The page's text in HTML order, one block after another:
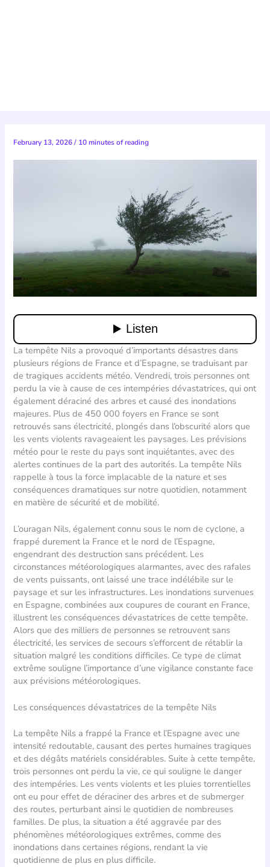
February 13, 2026/ 10 minutes of reading
La tempête Nils a provoqué d’importants désastres dans
plusieurs régions de France et d’Espagne, se traduisant par
de tragiques accidents météo. Vendredi, trois personnes ont
perdu la vie à cause de ces intempéries dévastatrices, qui ont
également déraciné des arbres et causé des inondations
majeures. Plus de 450 000 foyers en France se sont
retrouvés sans électricité, plongés dans l’obscurité alors que
les vents violents ravageaient les paysages. Les prévisions
météo pour le reste du pays sont inquiétantes, avec des
alertes continues de la part des autorités. La tempête Nils
rappelle à tous la force implacable de la nature et ses
conséquences dramatiques sur notre quotidien, notamment
en matière de sécurité et de mobilité.
L’ouragan Nils, également connu sous le nom de cyclone, a
frappé durement la France et le nord de l’Espagne,
engendrant des destruction sans précédent. Les
circonstances météorologiques alarmantes, avec des rafales
de vents puissants, ont laissé une trace indélébile sur le
paysage et sur les infrastructures. Les inondations survenues
en Espagne, combinées aux coupures de courant en France,
illustrent les conséquences dévastatrices de cette tempête.
Alors que des milliers de personnes se retrouvent sans
électricité, les services de secours s’efforcent de rétablir la
situation malgré les conditions difficiles. Ce type de climat
extrême souligne l’importance d’une vigilance constante face
aux prévisions météorologiques.
Les conséquences dévastatrices de la tempête Nils
La tempête Nils a frappé la France et l’Espagne avec une
intensité redoutable, causant des pertes humaines tragiques
et des dégâts matériels considérables. Suite à cette tempête,
trois personnes ont perdu la vie, ce qui souligne le danger
des intempéries. Les vents violents et les pluies torrentielles
ont eu pour effet de déraciner des arbres et de submerger
des routes, perturbant ainsi le quotidien de nombreuses
familles. De plus, la situation a été aggravée par des
phénomènes météorologiques extrêmes, comme des
inondations dans certaines régions, rendant la vie
quotidienne de plus en plus difficile.